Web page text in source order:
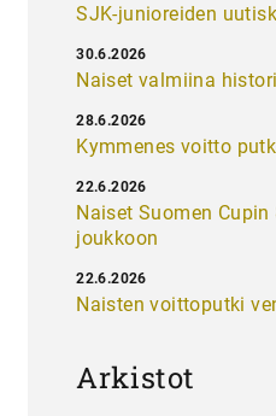
SJK-junioreiden
Naiset valmiina
30.6.2026
Kymmenes voitto
28.6.2026
Naiset Suomen Cupin
joukkoon
22.6.2026
Naisten voittoputki
22.6.2026
Arkistot